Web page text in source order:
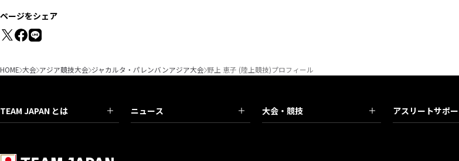
ページをシェア
HOME 大会 アジア競技大会 ジャカルタ・パレンバンアジア大会 野上 恵子 (陸上競技)プロフィール
TEAM JAPAN とは ニュース 大会・競技 アスリートサポ